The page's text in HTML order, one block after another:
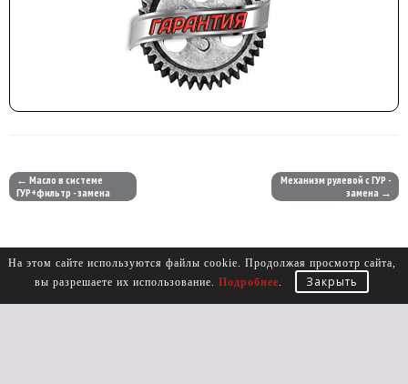
← Масло в системе
ГУР+фильтр - замена
Механизм рулевой с ГУР -
замена →
На этом сайте используются файлы cookie. Продолжая просмотр сайта,
вы разрешаете их использование. Подробнее. Закрыть